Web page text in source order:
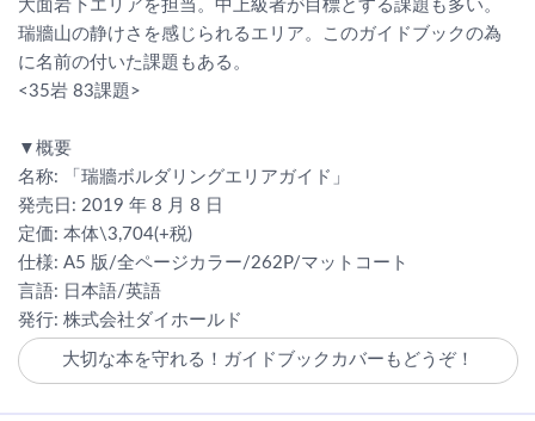
大面岩下エリアを担当。中上級者が目標とする課題も多い。
瑞牆山の静けさを感じられるエリア。このガイドブックの為
に名前の付いた課題もある。
<35岩 83課題>
▼概要
名称: 「瑞牆ボルダリングエリアガイド」
発売日: 2019 年 8 月 8 日
定価: 本体\3,704(+税)
仕様: A5 版/全ページカラー/262P/マットコート
言語: 日本語/英語
発行: 株式会社ダイホールド
大切な本を守れる！ガイドブックカバーもどうぞ！